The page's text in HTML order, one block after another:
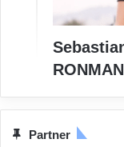
Partner